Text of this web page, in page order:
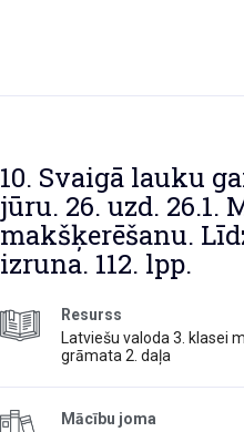
10. Svaigā lauku
jūru. 26. uzd. 26.1.
makšķerēšanu.
izruna. 112. lpp.
Resurss
Latviešu valoda 3. klasei
grāmata 2. daļa
Mācību joma